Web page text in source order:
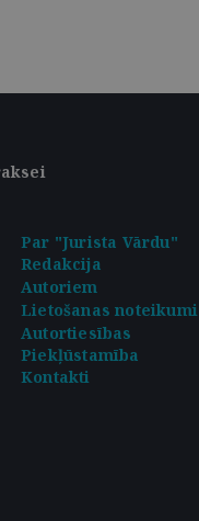
Par "Jurista Vārdu"
Redakcija
Autoriem
Lietošanas noteikumi
Autortiesības
Piekļūstamība
Kontakti